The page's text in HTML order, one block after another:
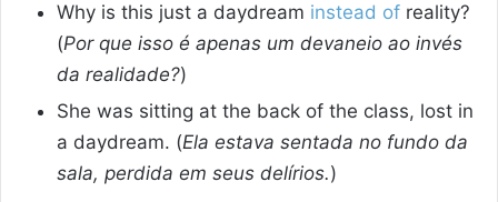
Why is this just a daydream instead of reality?
(Por que isso é apenas um devaneio ao invés
da realidade?)
She was sitting at the back of the class, lost in
a daydream. (Ela estava sentada no fundo da
sala, perdida em seus delírios.)